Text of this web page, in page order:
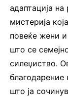
адаптација
мистерија
повеќе жени
што се
силеџиство.
благодарение
што ја